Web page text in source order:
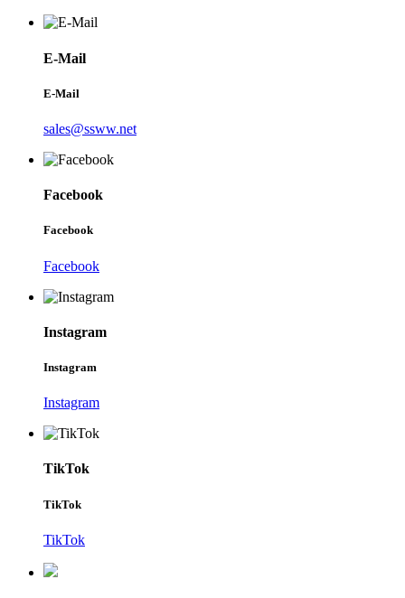
E-Mail
E-Mail
sales@ssww.net
Facebook
Facebook
Facebook
Instagram
Instagram
Instagram
TikTok
TikTok
TikTok